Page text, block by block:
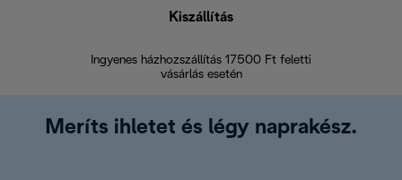
Kiszállítás
Ingyenes házhozszállítás 17500 Ft feletti
vásárlás esetén
Meríts ihletet és légy naprakész.